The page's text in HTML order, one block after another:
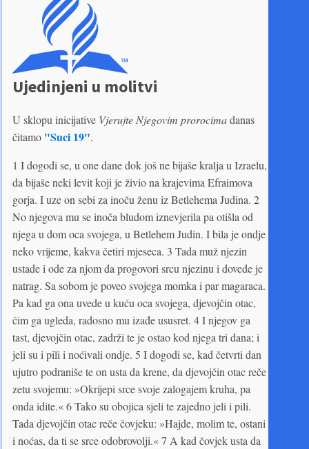
Ujedinjeni u molitvi
U sklopu inicijative Vjerujte Njegovim prorocimadanas
čitamo "Suci 19".
1 I dogodi se, u one dane dok još ne bijaše kralja u Izraelu,
da bijaše neki levit koji je živio na krajevima Efraimova
gorja. I uze on sebi za inoču ženu iz Betlehema Judina. 2
No njegova mu se inoča bludom iznevjerila pa otišla od
njega u dom oca svojega, u Betlehem Judin. I bila je ondje
neko vrijeme, kakva četiri mjeseca. 3 Tada muž njezin
ustade i ode za njom da progovori srcu njezinu i dovede je
natrag. Sa sobom je poveo svojega momka i par magaraca.
Pa kad ga ona uvede u kuću oca svojega, djevojčin otac,
čim ga ugleda, radosno mu izađe ususret. 4 I njegov ga
tast, djevojčin otac, zadrži te je ostao kod njega tri dana; i
jeli su i pili i noćivali ondje. 5 I dogodi se, kad četvrti dan
ujutro podraniše te on usta da krene, da djevojčin otac reče
zetu svojemu: »Okrijepi srce svoje zalogajem kruha, pa
onda idite.« 6 Tako su obojica sjeli te zajedno jeli i pili.
Tada djevojčin otac reče čovjeku: »Hajde, molim te, ostani
i noćas, da ti se srce odobrovolji.« 7 A kad čovjek usta da